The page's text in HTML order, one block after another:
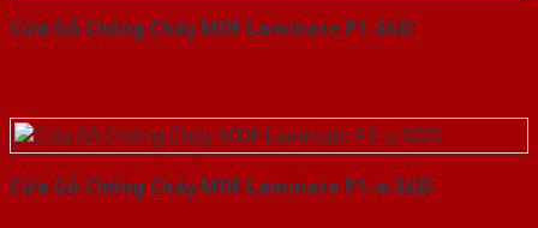
Cửa Gỗ Chống Cháy MDF Laminate P1-SGD
Cửa Gỗ Chống Cháy MDF Laminate P1-a-SGD